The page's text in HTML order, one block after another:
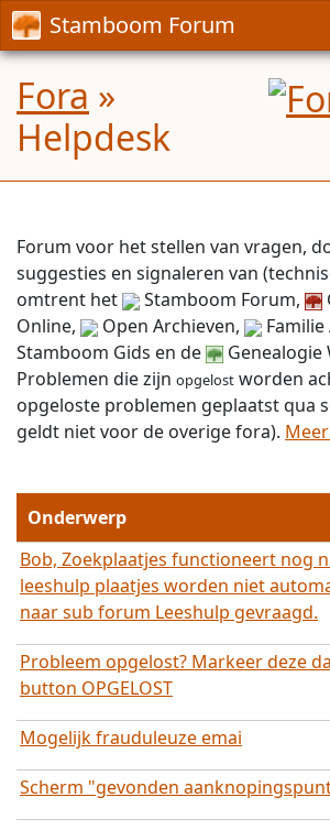
Stamboom Forum
Fora »
Helpdesk
Forum voor het stellen van vragen,
suggesties en signaleren van
omtrent het
Stamboom Forum,
Online,
Open Archieven,
Stamboom Gids en de
Genealogie
Problemen die zijn
worden
opgeloste problemen geplaatst qua
geldt niet voor de overige fora).
Onderwerp
Bob, Zoekplaatjes functioneert nog
leeshulp plaatjes worden niet
naar sub forum Leeshulp gevraagd.
Probleem opgelost? Markeer deze
button OPGELOST
Mogelijk frauduleuze emai
Scherm "gevonden